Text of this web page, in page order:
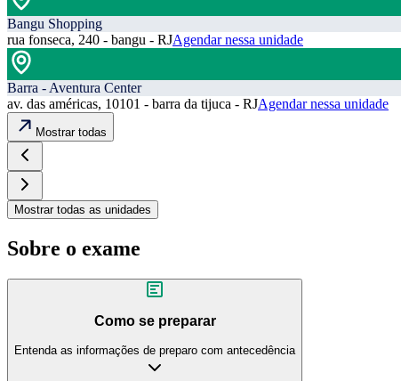
Bangu Shopping
rua fonseca, 240 - bangu - RJAgendar nessa unidade
Barra - Aventura Center
av. das américas, 10101 - barra da tijuca - RJAgendar nessa unidade
Mostrar todas
Mostrar todas as unidades
Sobre o exame
Como se preparar
Entenda as informações de preparo com antecedência